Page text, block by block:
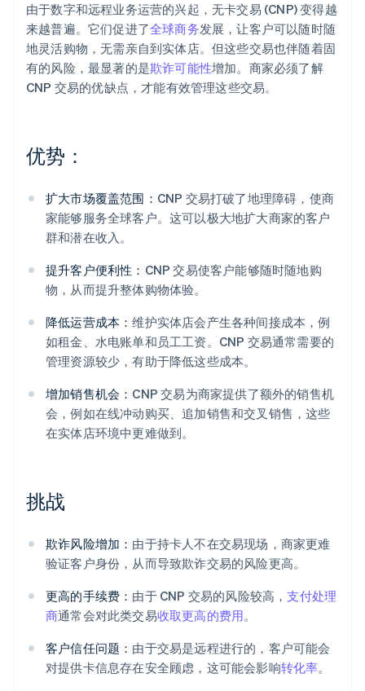
由于数字和远程业务运营的兴起，无卡交易 (CNP) 变得越
来越普遍。它们促进了全球商务发展，让客户可以随时随
地灵活购物，无需亲自到实体店。但这些交易也伴随着固
有的风险，最显著的是欺诈可能性增加。商家必须了解
CNP 交易的优缺点，才能有效管理这些交易。
优势 ：
扩大市场覆盖范围： CNP 交易打破了地理障碍，使商
家能够服务全球客户。这可以极大地扩大商家的客户
群和潜在收入。
提升客户便利性： CNP 交易使客户能够随时随地购
物，从而提升整体购物体验。
降低运营成本：维护实体店会产生各种间接成本，例
如租金、水电账单和员工工资。CNP 交易通常需要的
管理资源较少，有助于降低这些成本。
增加销售机会： CNP 交易为商家提供了额外的销售机
会，例如在线冲动购买、追加销售和交叉销售，这些
在实体店环境中更难做到。
挑战
欺诈风险增加： 由于持卡人不在交易现场，商家更难
验证客户身份，从而导致欺诈交易的风险更高。
更高的手续费： 由于 CNP 交易的风险较高，支付处理
商通常会对此类交易收取更高的费用。
客户信任问题： 由于交易是远程进行的，客户可能会
对提供卡信息存在安全顾虑，这可能会影响转化率。